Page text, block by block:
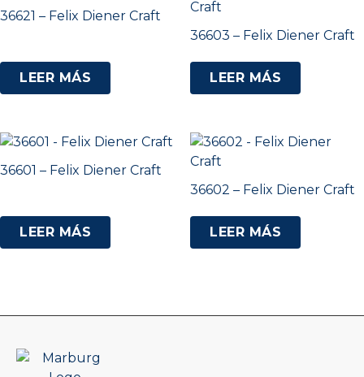
36621 – Felix Diener Craft
LEER MÁS
36603 – Felix Diener Craft
LEER MÁS
36601 – Felix Diener Craft
LEER MÁS
36602 – Felix Diener Craft
LEER MÁS